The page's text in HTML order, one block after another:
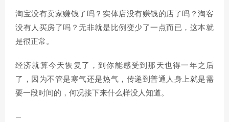
淘宝没有卖家赚钱了吗？实体店没有赚钱的店了吗？淘客
没有人买房了吗？无非就是比例变少了一点而已，这本就
是很正常。
经济就算今天恢复了，到你能感受到那天也得一年之后
了，因为不管是寒气还是热气，传递到普通人身上就是需
要一段时间的，何况接下来什么样没人知道。
—